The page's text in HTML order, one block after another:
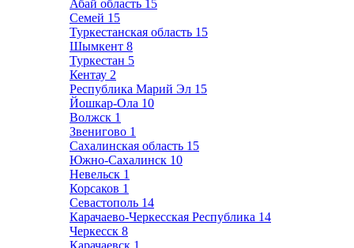
Абай область 15
Семей 15
Туркестанская область 15
Шымкент 8
Туркестан 5
Кентау 2
Республика Марий Эл 15
Йошкар-Ола 10
Волжск 1
Звенигово 1
Сахалинская область 15
Южно-Сахалинск 10
Невельск 1
Корсаков 1
Севастополь 14
Карачаево-Черкесская Республика 14
Черкесск 8
Карачаевск 1